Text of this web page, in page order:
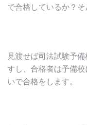
で合格しているか？そ
見渡せば司法試験予
すし、合格者は予備
いで合格をします。